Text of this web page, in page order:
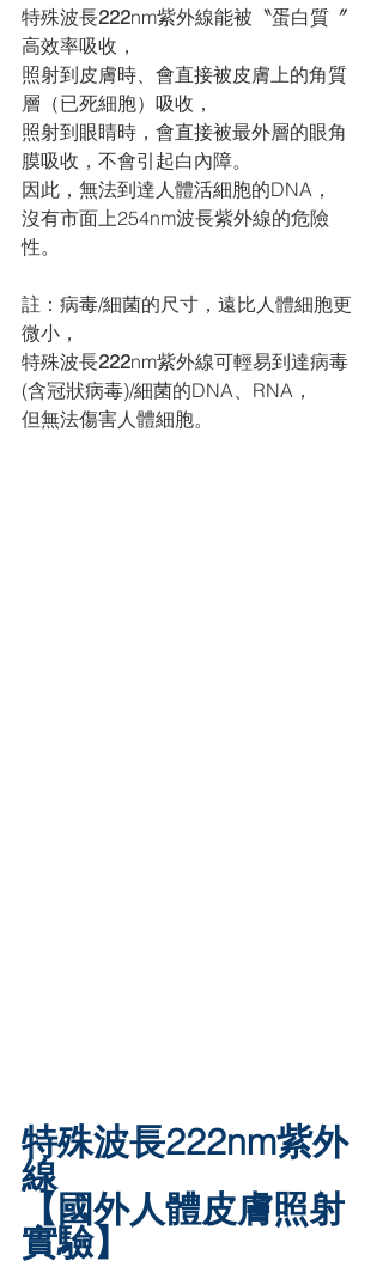
特殊波長222nm紫外線能被〝蛋白質〞
高效率吸收，
照射到皮膚時、會直接被皮膚上的角質
層（已死細胞）吸收，
照射到眼睛時，會直接被最外層的眼角
膜吸收，不會引起白內障。
因此，無法到達人體活細胞的DNA，
沒有市面上254nm波長紫外線的危險
性。
註：病毒/細菌的尺寸，遠比人體細胞更
微小，
特殊波長222nm紫外線可輕易到達病毒
(含冠狀病毒)/細菌的DNA、RNA，
但無法傷害人體細胞。
特殊波長222nm紫外
線
【國外人體皮膚照射
實驗】